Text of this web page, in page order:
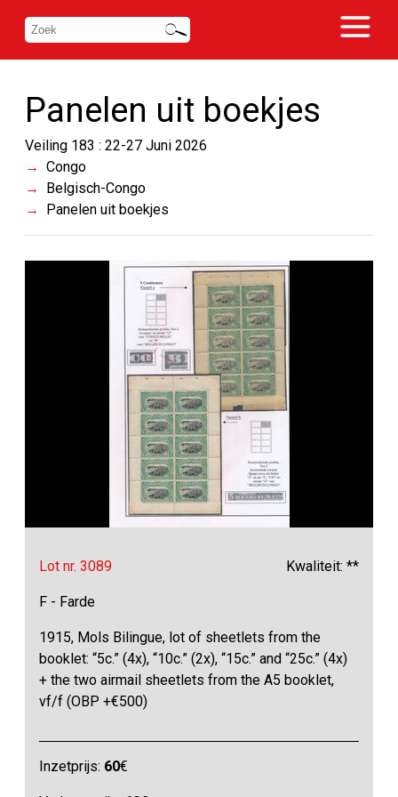
Panelen uit boekjes
Veiling 183 : 22-27 Juni 2026
Congo
Belgisch-Congo
Panelen uit boekjes
Lot nr. 3089 Kwaliteit: **
F - Farde
1915, Mols Bilingue, lot of sheetlets from the
booklet: “5c.” (4x), “10c.” (2x), “15c.” and “25c.” (4x)
+ the two airmail sheetlets from the A5 booklet,
vf/f (OBP +€500)
Inzetprijs: 60€